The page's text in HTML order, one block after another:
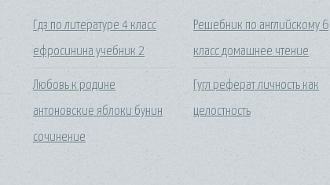
Гдз по литературе 4 класс
ефросинина учебник 2
Любовь к родине
антоновские яблоки бунин
сочинение
Решебник по английскому 6
класс домашнее чтение
Гугл реферат личность как
целостность